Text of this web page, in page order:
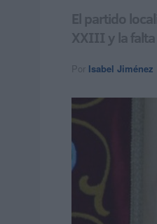
El partido
XXIII y la
Por Isabel Jiménez